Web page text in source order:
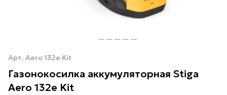
Арт. Aero 132e Kit
Газонокосилка аккумуляторная Stiga
Aero 132e Kit